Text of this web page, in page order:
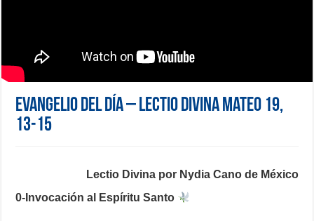
Evangelio del día – Lectio Divina Mateo 19,
13-15
Lectio Divina por Nydia Cano de México
0-Invocación al Espíritu Santo